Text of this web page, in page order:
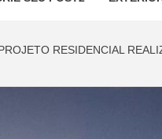
RESIDENCIAL